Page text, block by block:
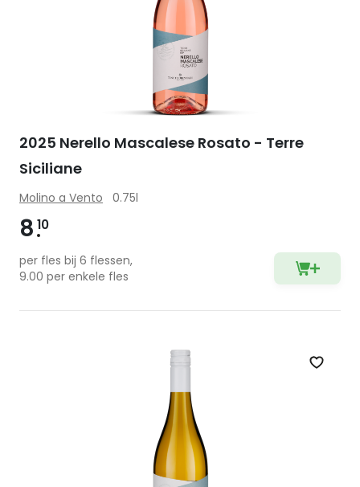
2025 Nerello Mascalese Rosato - Terre
Siciliane
Molino a Vento 0.75l
8 10
per fles bij 6 flessen,
9.00 per enkele fles
Zet